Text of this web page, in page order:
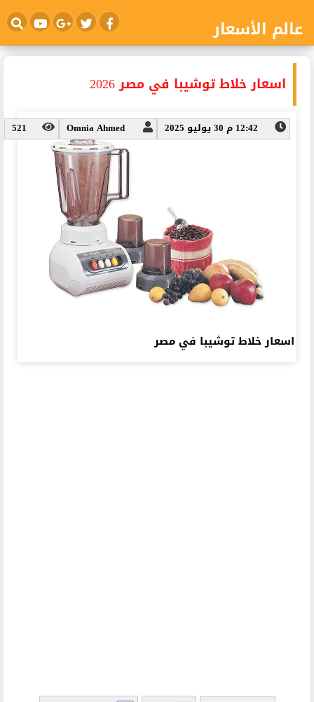
عالم الأسعار
اسعار خلاط توشيبا في مصر 2026
12:42 م 30 يوليو 2025 Omnia Ahmed
521
اسعار خلاط توشيبا في مصر